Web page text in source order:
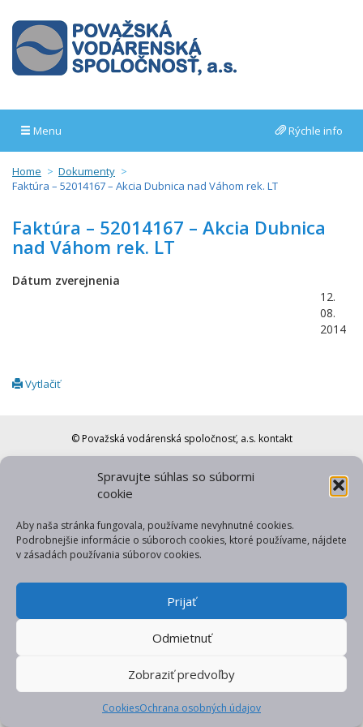
Spravujte súhlas so súbormi
cookie
Aby naša stránka fungovala, používame nevyhnutné cookies.
Podrobnejšie informácie o súboroch cookies, ktoré používame, nájdete
v zásadách používania súborov cookies.
Prijať
Odmietnuť
Zobraziť predvoľby
CookiesOchrana osobných údajov
Menu Rýchle info
Home
Dokumenty
Faktúra – 52014167 – Akcia Dubnica nad Váhom rek. LT
Faktúra – 52014167 – Akcia Dubnica
nad Váhom rek. LT
Dátum zverejnenia
12.
08.
2014
Vytlačiť
© Považská vodárenská spoločnosť, a.s. kontakt